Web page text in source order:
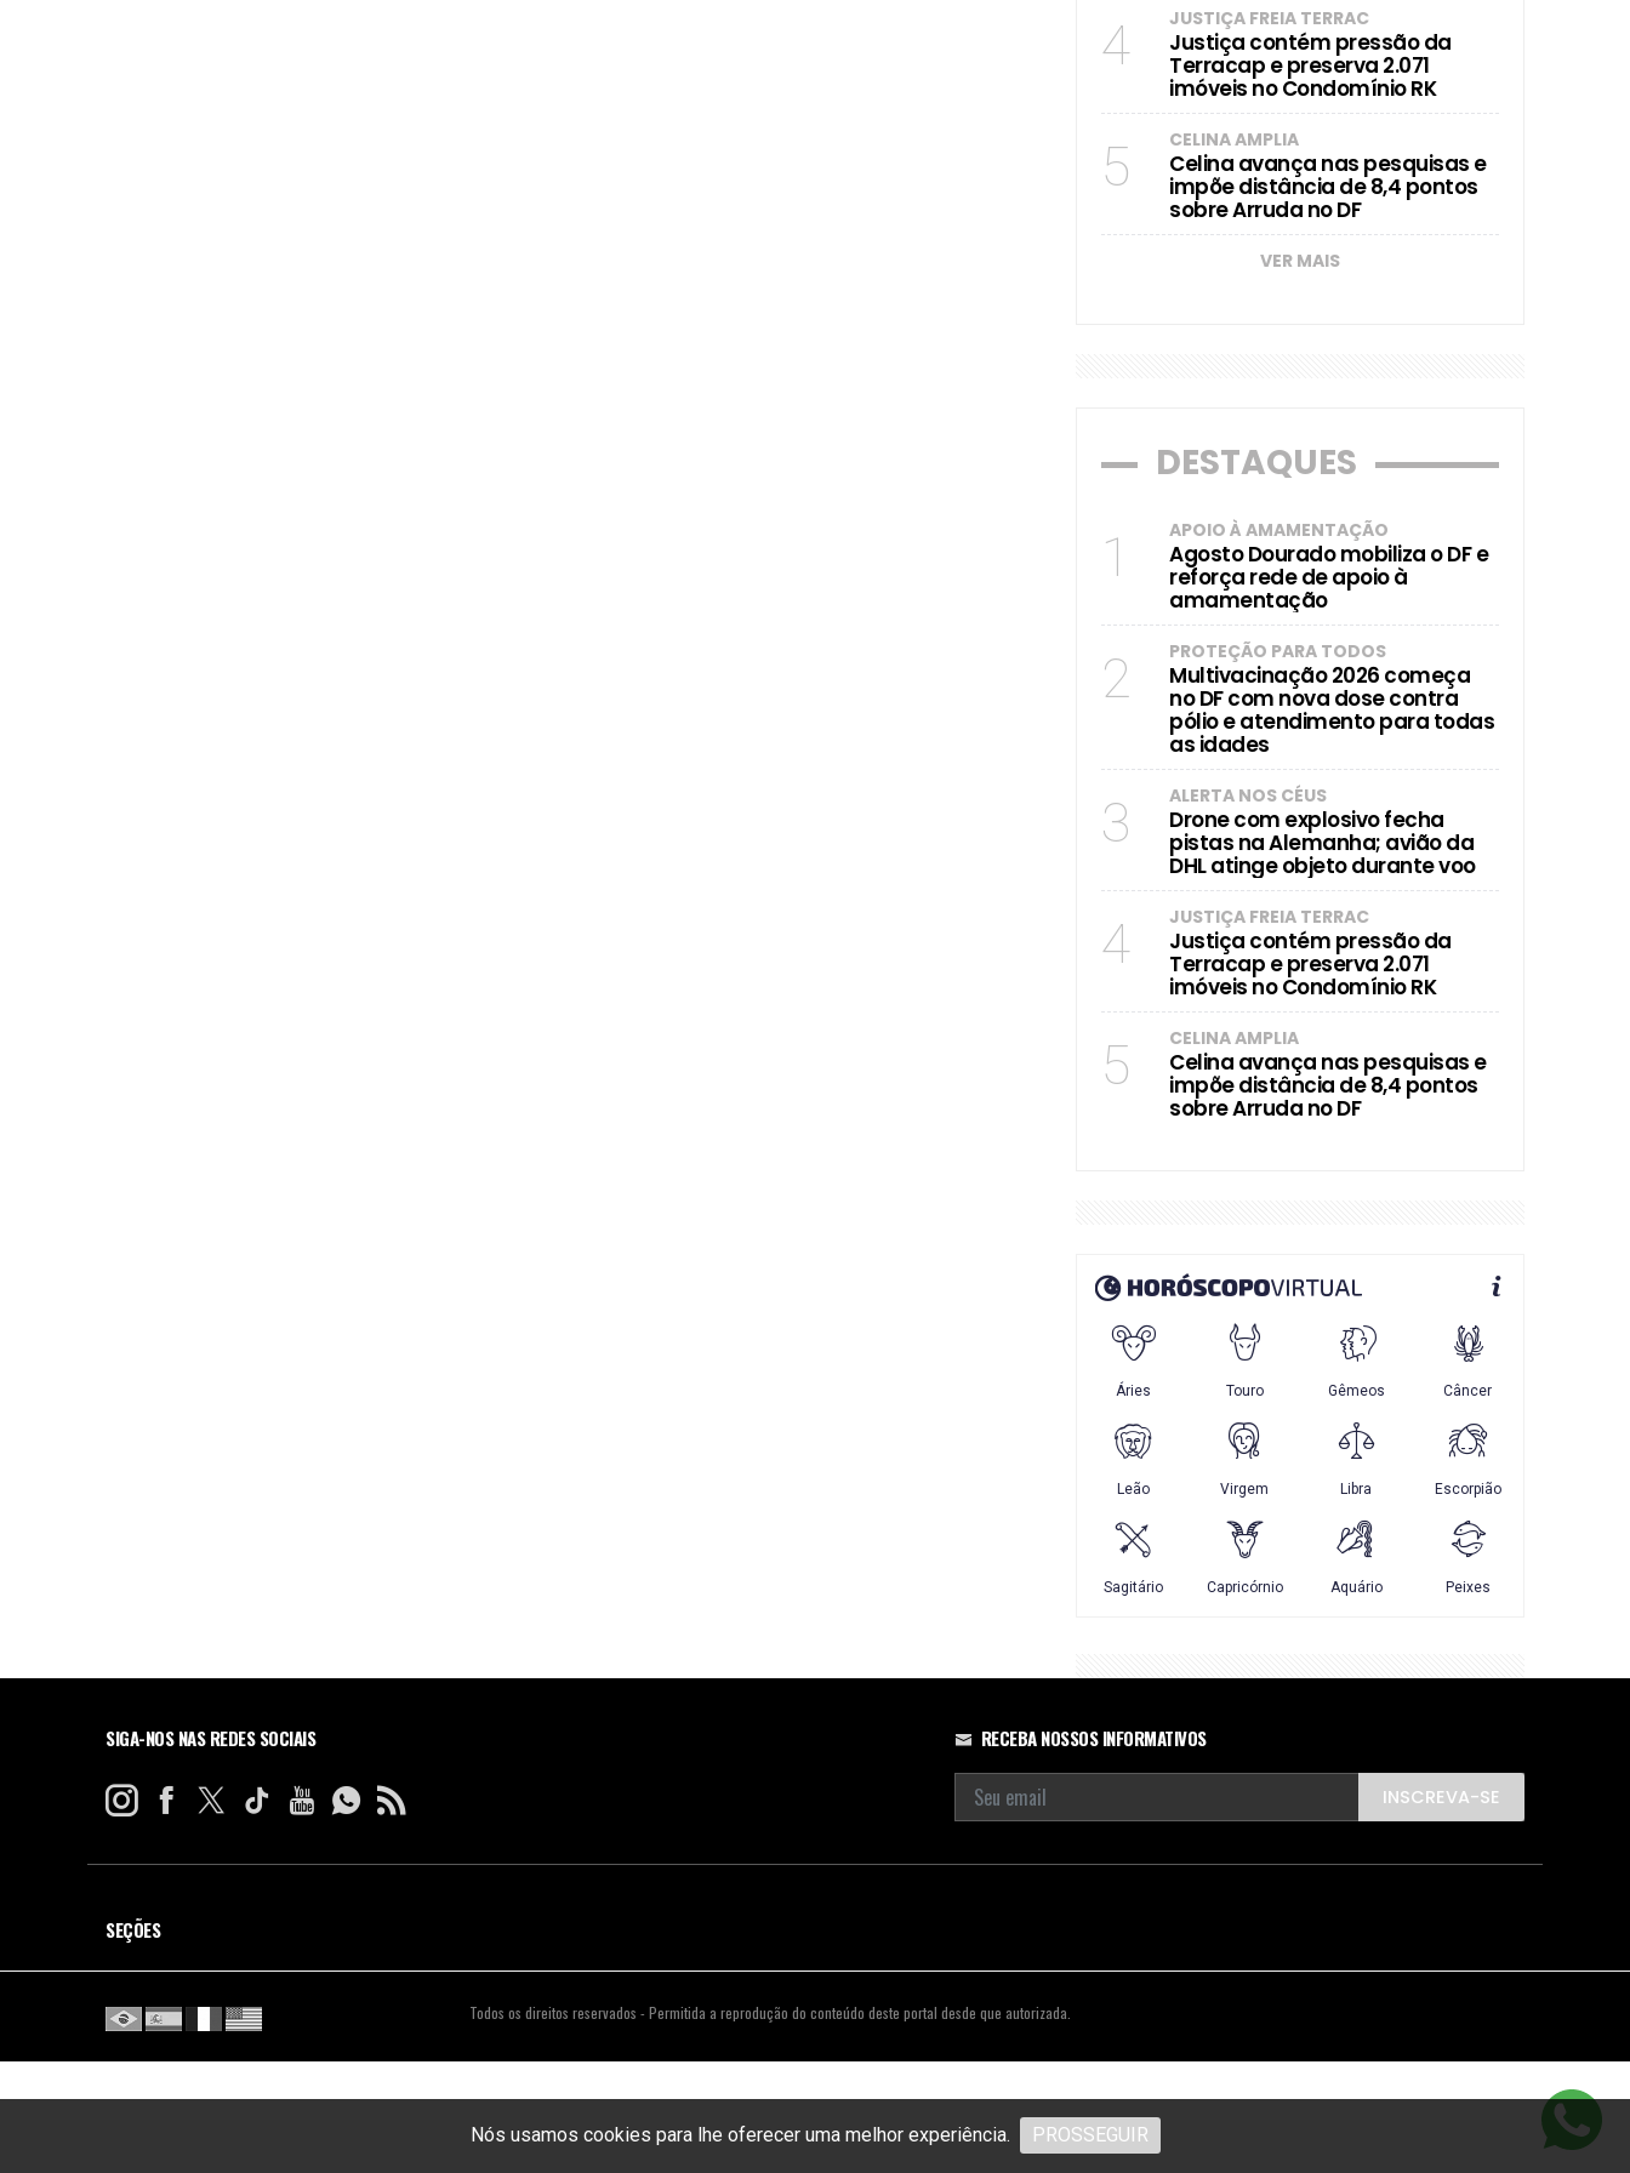
Nós usamos cookies para lhe oferecer uma melhor experiência. PROSSEGUIR
4 JUSTIÇA FREIA TERRAC
Justiça contém pressão da
Terracap e preserva 2.071
imóveis no Condomínio RK
5 CELINA AMPLIA
Celina avança nas pesquisas e
impõe distância de 8,4 pontos
sobre Arruda no DF
VER MAIS
DESTAQUES
1 APOIO À AMAMENTAÇÃO
Agosto Dourado mobiliza o DF e
reforça rede de apoio à
amamentação
2 PROTEÇÃO PARA TODOS
Multivacinação 2026 começa
no DF com nova dose contra
pólio e atendimento para todas
as idades
3 ALERTA NOS CÉUS
Drone com explosivo fecha
pistas na Alemanha; avião da
DHL atinge objeto durante voo
4 JUSTIÇA FREIA TERRAC
Justiça contém pressão da
Terracap e preserva 2.071
imóveis no Condomínio RK
5 CELINA AMPLIA
Celina avança nas pesquisas e
impõe distância de 8,4 pontos
sobre Arruda no DF
SIGA-NOS NAS REDES SOCIAIS RECEBA NOSSOS INFORMATIVOS
INSCREVA-SE
SEÇÕES
Todos os direitos reservados - Permitida a reprodução do conteúdo deste portal desde que autorizada.